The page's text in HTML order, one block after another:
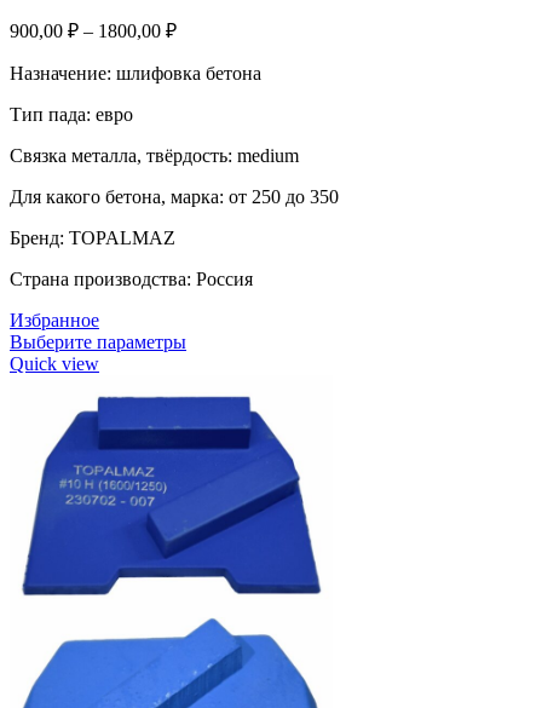
900,00 ₽ – 1800,00 ₽
Назначение: шлифовка бетона
Тип пада: евро
Связка металла, твёрдость: medium
Для какого бетона, марка: от 250 до 350
Бренд: TOPALMAZ
Страна производства: Россия
Избранное
Выберите параметры
Quick view